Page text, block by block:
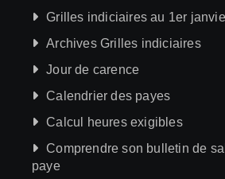
Grilles indiciaires au 1er
Archives Grilles indiciaires
Jour de carence
Calendrier des payes
Calcul heures exigibles
Comprendre son bulletin de
paye